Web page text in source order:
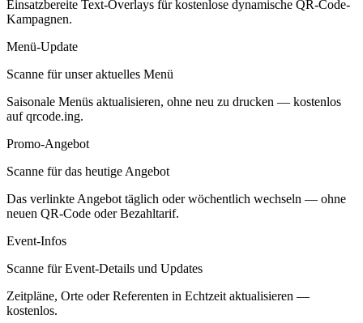
Einsatzbereite Text-Overlays für kostenlose dynamische QR-Code-
Kampagnen.
Menü-Update
Scanne für unser aktuelles Menü
Saisonale Menüs aktualisieren, ohne neu zu drucken — kostenlos
auf qrcode.ing.
Promo-Angebot
Scanne für das heutige Angebot
Das verlinkte Angebot täglich oder wöchentlich wechseln — ohne
neuen QR-Code oder Bezahltarif.
Event-Infos
Scanne für Event-Details und Updates
Zeitpläne, Orte oder Referenten in Echtzeit aktualisieren —
kostenlos.